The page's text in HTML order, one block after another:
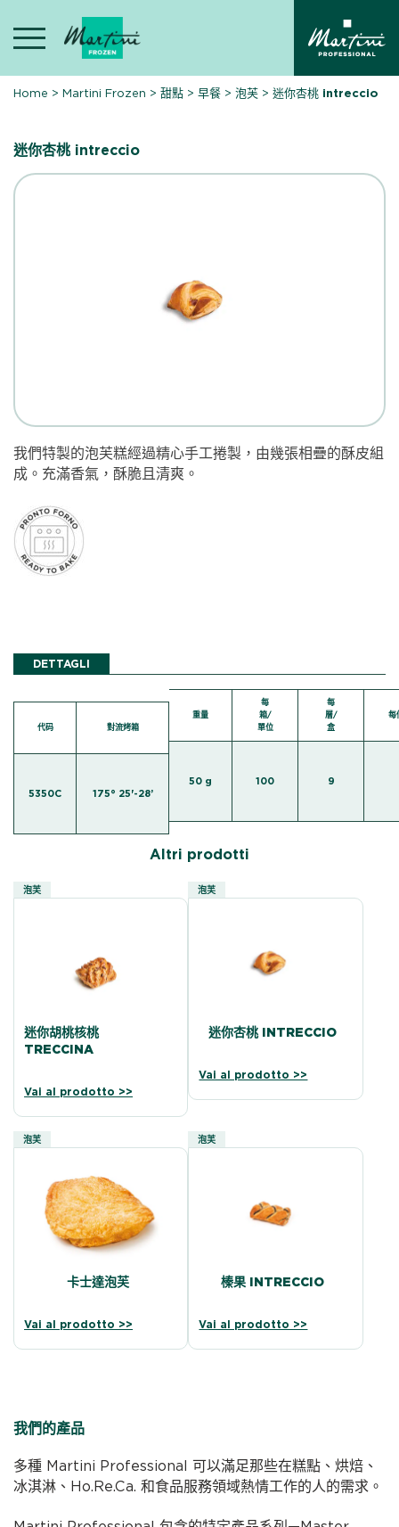
content
Home >Martini Frozen >甜點 >早餐 >泡芙 >迷你杏桃 intreccio
迷你杏桃 intreccio
我們特製的泡芙糕經過精心手工捲製，由幾張相疊的酥皮組
成。充滿香氣，酥脆且清爽。
DETTAGLI
代码 對流烤箱
5350C 175° 25'-28’
重量
每
箱/
單位
每
層/
盒
每
50 g 100 9
Altri prodotti
泡芙
迷你胡桃核桃
TRECCINA
Vai al prodotto >>
泡芙
迷你杏桃 INTRECCIO
Vai al prodotto >>
泡芙
卡士達泡芙
Vai al prodotto >>
泡芙
榛果 INTRECCIO
Vai al prodotto >>
我們的產品
多種 Martini Professional 可以滿足那些在糕點、烘焙、
冰淇淋、Ho.Re.Ca. 和食品服務領域熱情工作的人的需求。